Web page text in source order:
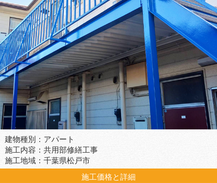
建物種別：アパート
施工内容：共用部修繕工事
施工地域：千葉県松戸市
施工価格と詳細